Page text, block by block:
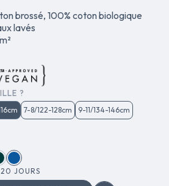
brossé, 100% coton biologique
lavés
?
7-8/122-128cm
9-11/134-146cm
JOURS